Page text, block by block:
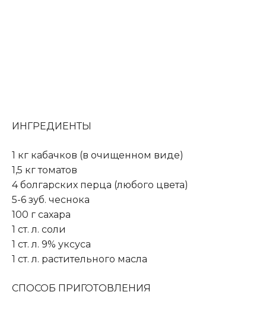
ИНГРЕДИЕНТЫ
1 кг кабачков (в очищенном виде)
1,5 кг томатов
4 болгарских перца (любого цвета)
5-6 зуб. чеснока
100 г сахара
1 ст. л. соли
1 ст. л. 9% уксуса
1 ст. л. растительного масла
СПОСОБ ПРИГОТОВЛЕНИЯ